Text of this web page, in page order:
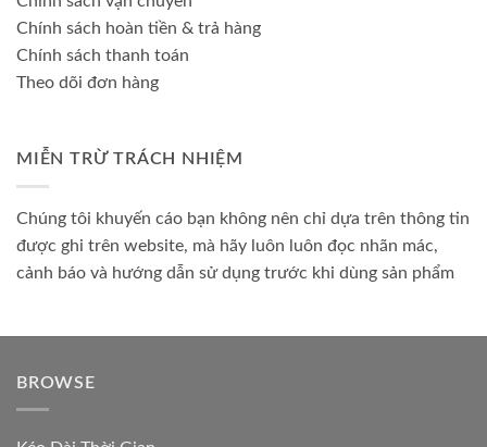
Chính sách hoàn tiền & trả hàng
Chính sách thanh toán
Theo dõi đơn hàng
MIỄN TRỪ TRÁCH NHIỆM
Chúng tôi khuyến cáo bạn không nên chỉ dựa trên thông tin
được ghi trên website, mà hãy luôn luôn đọc nhãn mác,
cảnh báo và hướng dẫn sử dụng trước khi dùng sản phẩm
BROWSE